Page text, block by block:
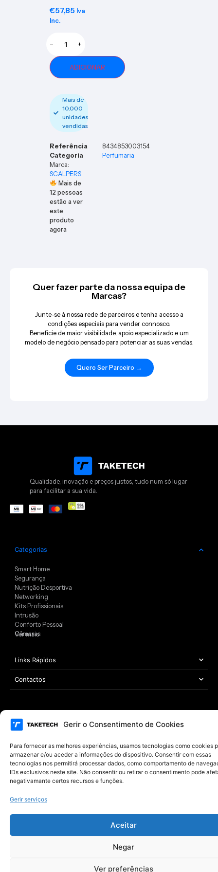
Gerir o Consentimento de Cookies
Para fornecer as melhores experiências, usamos tecnologias como cookies
armazenar e/ou aceder a informações do dispositivo. Consentir com essas
tecnologias nos permitirá processar dados, como comportamento de
IDs exclusivos neste site. Não consentir ou retirar o consentimento pode
negativamante certos recursos e funções.
Gerir serviços
Aceitar
Negar
Ver preferências
€57,85 Iva
Inc.
− +
ADICIONAR
Mais de
10.000
unidades
vendidas
Referência
8434853003154
Categoria
Perfumaria
Marca:
SCALPERS
Mais de
12 pessoas
estão a ver
este
produto
agora
Quer fazer parte da nossa equipa de
Marcas?
Junte-se à nossa rede de parceiros e tenha acesso a
condições especiais para vender connosco.
Beneficie de maior visibilidade, apoio especializado e um
modelo de negócio pensado para potenciar as suas vendas.
Quero Ser Parceiro →
Qualidade, inovação e preços justos, tudo num só lugar
para facilitar a sua vida.
Categorias
Smart Home
Segurança
Nutrição Desportiva
Networking
Kits Profissionais
Intrusão
Conforto Pessoal
Câmaras
Ver mais
Links Rápidos
Contactos
Copyright © 2021 – 2026 TAKETECH | Todos os direitos reservados
Área Legal